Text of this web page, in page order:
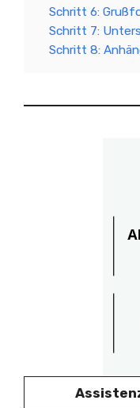
Schritt 6:
Schritt 7:
Schritt 8: